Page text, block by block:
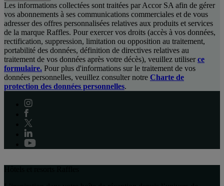
Les informations collectées sont traitées par Accor SA afin de gérer
vos abonnements à ses communications commerciales et de vous
adresser des offres personnalisées relatives aux produits et services
de la marque Raffles. Pour exercer vos droits (accès à vos données,
rectification, suppression, limitation ou opposition au traitement,
portabilité des données, définition de directives relatives au
traitement de vos données après votre décès), veuillez utiliser ce
formulaire. Pour plus d'informations sur le traitement de vos
données personnelles, veuillez consulter notre Charte de
protection des données personnelles.